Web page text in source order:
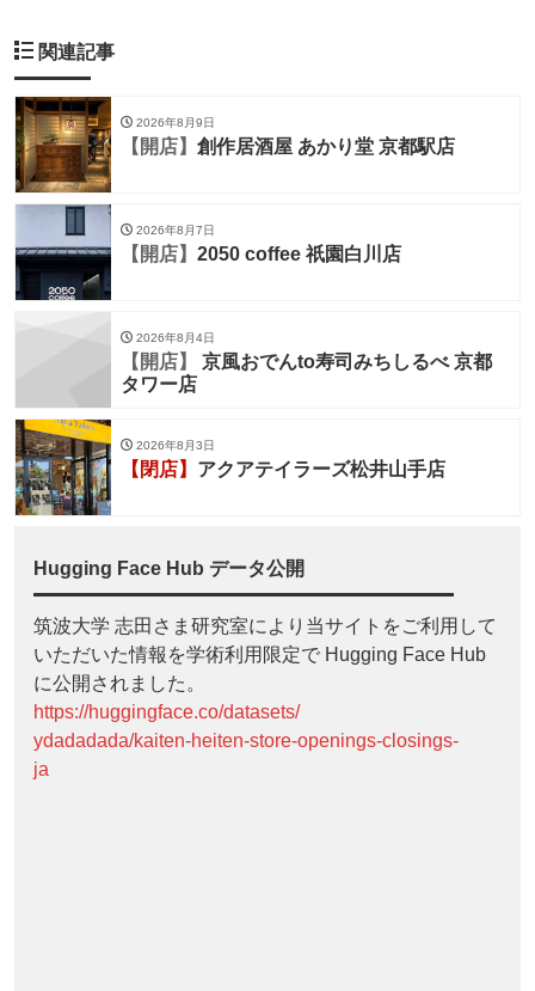
関連記事
2026年8月9日
【開店】 創作居酒屋 あかり堂 京都駅店
2026年8月7日
【開店】 2050 coffee 祇園白川店
2026年8月4日
【開店】
京風おでんto寿司みちしるべ 京都
タワー店
2026年8月3日
【閉店】 アクアテイラーズ松井山手店
Hugging Face Hub データ公開
筑波大学 志田さま研究室により当サイトをご利用して
いただいた情報を学術利用限定で Hugging Face Hub
に公開されました。
https://huggingface.co/datasets/
ydadadada/kaiten-heiten-store-openings-closings-
ja